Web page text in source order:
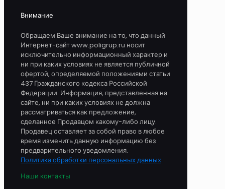
Внимание
Обращаем Ваше внимание на то, что данный
Интернет-сайт www.poligrup.ru носит
исключительно информационный характер и
ни при каких условиях не является публичной
офертой, определяемой положениями статьи
437 Гражданского кодекса Российской
Федерации. Информация, представленная на
сайте, ни при каких условиях не должна
рассматриваться как предложение,
сделанное Продавцом какому-либо лицу.
Продавец оставляет за собой право в любое
время изменить данную информацию без
предварительного уведомления.
Политика обработки персональных данных
Наши контакты